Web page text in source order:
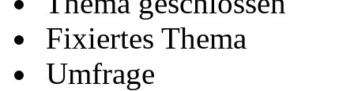
Fixiertes Thema
Umfrage